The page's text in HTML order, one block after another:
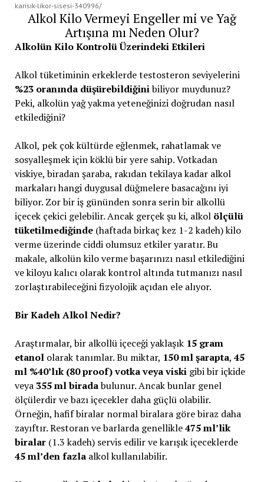
karisik-likor-sisesi-340996/
Alkol Kilo Vermeyi Engeller mi ve Yağ
Artışına mı Neden Olur?
Alkolün Kilo Kontrolü Üzerindeki Etkileri
Alkol tüketiminin erkeklerde testosteron seviyelerini
%23 oranında düşürebildiğinibiliyor muydunuz?
Peki, alkolün yağ yakma yeteneğinizi doğrudan nasıl
etkilediğini?
Alkol, pek çok kültürde eğlenmek, rahatlamak ve
sosyalleşmek için köklü bir yere sahip. Votkadan
viskiye, biradan şaraba, rakıdan tekilaya kadar alkol
markaları hangi duygusal düğmelere basacağını iyi
biliyor. Zor bir iş gününden sonra serin bir alkollü
içecek çekici gelebilir. Ancak gerçek şu ki, alkol ölçülü
tüketilmediğinde(haftada birkaç kez 1-2 kadeh) kilo
verme üzerinde ciddi olumsuz etkiler yaratır. Bu
makale, alkolün kilo verme başarınızı nasıl etkilediğini
ve kiloyu kalıcı olarak kontrol altında tutmanızı nasıl
zorlaştırabileceğini fizyolojik açıdan ele alıyor.
Bir Kadeh Alkol Nedir?
Araştırmalar, bir alkollü içeceği yaklaşık 15 gram
etanololarak tanımlar. Bu miktar, 150 ml şarapta, 45
ml %40’lık (80 proof) votka veya viskigibi bir içkide
veya 355 ml biradabulunur. Ancak bunlar genel
ölçülerdir ve bazı içecekler daha güçlü olabilir.
Örneğin, hafif biralar normal biralara göre biraz daha
zayıftır. Restoran ve barlarda genellikle475 ml’lik
biralar(1.3 kadeh) servis edilir ve karışık içeceklerde
45 ml’den fazlaalkol kullanılabilir.